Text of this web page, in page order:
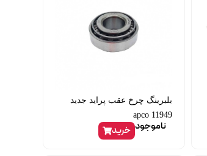
بلبرینگ چرخ عقب پراید جدید
apco 11949
ناموجود خرید